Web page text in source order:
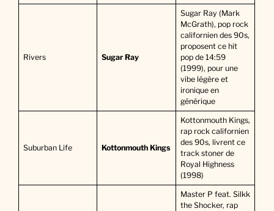
Rivers Sugar Ray
Sugar Ray (Mark
McGrath), pop rock
californien des 90s,
proposent ce hit
pop de 14:59
(1999), pour une
vibe légère et
ironique en
générique
Suburban Life Kottonmouth Kings
Kottonmouth Kings,
rap rock californien
des 90s, livrent ce
track stoner de
Royal Highness
(1998)
Master P feat. Silkk
the Shocker, rap